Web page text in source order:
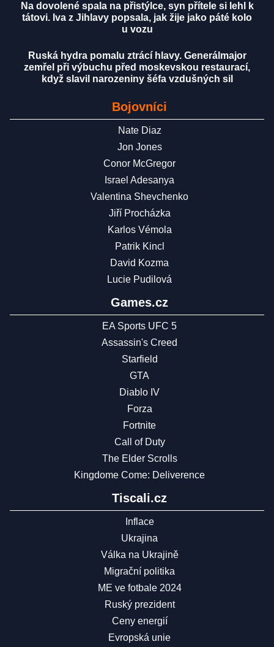
Na dovolené spala na přistýlce, syn přítele si lehl k
tátovi. Iva z Jihlavy popsala, jak žije jako páté kolo
u vozu
Ruská hydra pomalu ztrácí hlavy. Generálmajor
zemřel při výbuchu před moskevskou restaurací,
když slavil narozeniny šéfa vzdušných sil
Bojovníci
Nate Diaz
Jon Jones
Conor McGregor
Israel Adesanya
Valentina Shevchenko
Jiří Procházka
Karlos Vémola
Patrik Kincl
David Kozma
Lucie Pudilová
Games.cz
EA Sports UFC 5
Assassin's Creed
Starfield
GTA
Diablo IV
Forza
Fortnite
Call of Duty
The Elder Scrolls
Kingdome Come: Deliverence
Tiscali.cz
Inflace
Ukrajina
Válka na Ukrajině
Migrační politika
ME ve fotbale 2024
Ruský prezident
Ceny energií
Evropská unie